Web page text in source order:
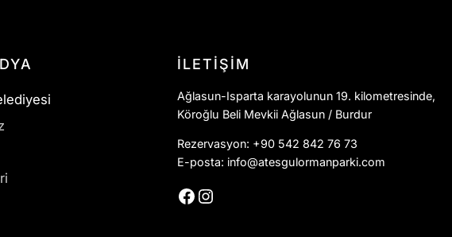
İLETİŞİM
Ağlasun-Isparta karayolunun 19. kilometresinde,
Köroğlu Beli Mevkii Ağlasun / Burdur
Rezervasyon: +90 542 842 76 73
E-posta: info@atesgulormanparki.com
Facebook Instagram